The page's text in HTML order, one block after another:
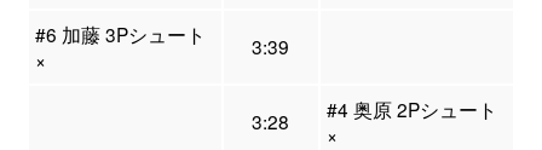
#6 加藤 3Pシュート
×
3:39
3:28
#4 奥原 2Pシュート
×